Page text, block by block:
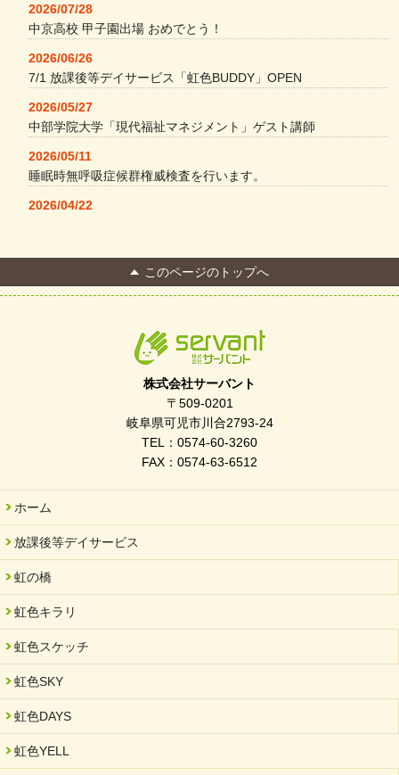
2026/07/28
中京高校 甲子園出場 おめでとう！
2026/06/26
7/1 放課後等デイサービス「虹色BUDDY」OPEN
2026/05/27
中部学院大学「現代福祉マネジメント」ゲスト講師
2026/05/11
睡眠時無呼吸症候群権威検査を行います。
2026/04/22
FC Bombonera 岐阜県No.1
令和7年度 岐阜県スポーツ賞「FC Bombonera」
岐阜県「働いてもらい方改革」優良事例集に掲載されました
2025/06/10
未来会議 in 可児市 「斉藤まさゆき」
2025/05/07
2025年6月中旬 OPEN 放課後等デイサービス「Fc Bombo
2025/03/01
餅つき大会を開催しました
2025/01/31
「可児の企業魅力発見フェア」に出展しました
このページのトップへ
株式会社サーバント
〒509-0201
岐阜県可児市川合2793-24
TEL：0574-60-3260
FAX：0574-63-6512
ホーム
放課後等デイサービス
虹の橋
虹色キラリ
虹色スケッチ
虹色SKY
虹色DAYS
虹色YELL